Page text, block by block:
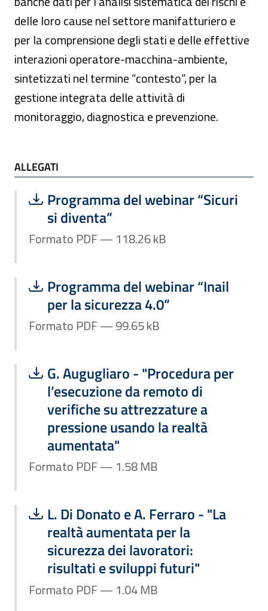
delle loro cause nel settore manifatturiero e
per la comprensione degli stati e delle effettive
interazioni operatore-macchina-ambiente,
sintetizzati nel termine “contesto”, per la
gestione integrata delle attività di
monitoraggio, diagnostica e prevenzione.
ALLEGATI e TI POTREBBE INTERESSARE
ALLEGATI
Scarica file:
Programma del webinar “Sicuri
si diventa”
Formato PDF — Dimensione 118.26 kB
Formato PDF — 118.26 kB
Scarica file:
Programma del webinar “Inail
per la sicurezza 4.0”
Formato PDF — Dimensione 99.65 kB
Formato PDF — 99.65 kB
Scarica file:
G. Augugliaro - "Procedura per
l’esecuzione da remoto di
verifiche su attrezzature a
pressione usando la realtà
aumentata"
Formato PDF — Dimensione 1.58 MB
Formato PDF — 1.58 MB
Scarica file:
L. Di Donato e A. Ferraro - "La
realtà aumentata per la
sicurezza dei lavoratori:
risultati e sviluppi futuri"
Formato PDF — Dimensione 1.04 MB
Formato PDF — 1.04 MB